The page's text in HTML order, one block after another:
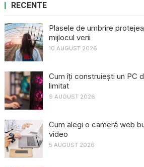
RECENTE
Plasele de umbrire
mijlocul verii
10 AUGUST 2026
Cum îți construiești un PC
limitat
9 AUGUST 2026
Cum alegi o cameră web
video
5 AUGUST 2026